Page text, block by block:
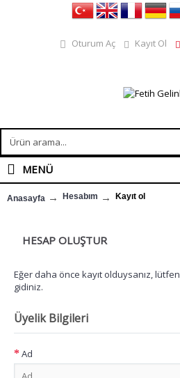
Oturum Aç Kayıt Ol
MENÜ
Anasayfa Hesabım Kayıt ol
HESAP OLUŞTUR
Eğer daha önce kayıt olduysanız, lütfen
gidiniz.
Üyelik Bilgileri
Ad